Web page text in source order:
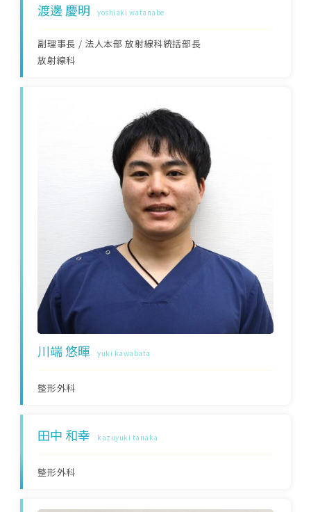
渡邊 慶明 yoshiaki watanabe
副理事長 / 法人本部 放射線科統括部長
放射線科
川端 悠暉 yuki kawabata
整形外科
田中 和幸 kazuyuki tanaka
整形外科